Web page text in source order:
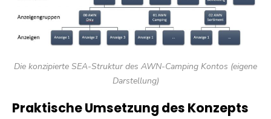
Die konzipierte SEA-Struktur des AWN-Camping Kontos (eigene
Darstellung)
Praktische Umsetzung des Konzepts